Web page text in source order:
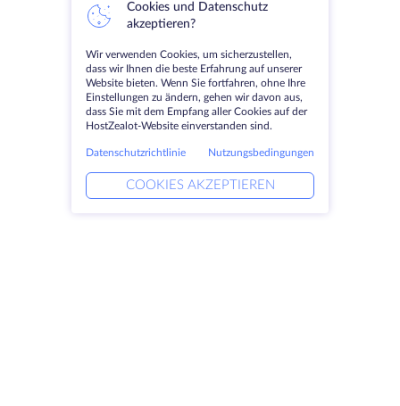
Cookies und Datenschutz
akzeptieren?
Wir verwenden Cookies, um sicherzustellen,
dass wir Ihnen die beste Erfahrung auf unserer
Website bieten. Wenn Sie fortfahren, ohne Ihre
Einstellungen zu ändern, gehen wir davon aus,
dass Sie mit dem Empfang aller Cookies auf der
HostZealot-Website einverstanden sind.
Datenschutzrichtlinie Nutzungsbedingungen
COOKIES AKZEPTIEREN